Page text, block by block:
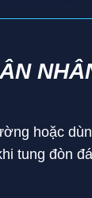
hoặc
tung đòn